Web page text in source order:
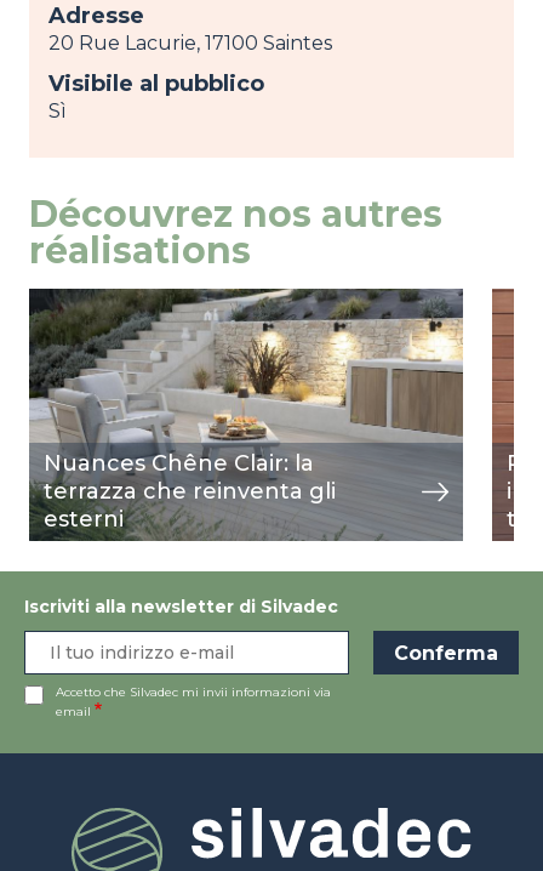
Adresse
20 Rue Lacurie, 17100 Saintes
Visibile al pubblico
Sì
Découvrez nos autres
réalisations
Nuances Chêne Clair: la
terrazza che reinventa gli
esterni
Image
mostra
Iscriviti alla newsletter di Silvadec
Accetto che Silvadec mi invii informazioni via
email